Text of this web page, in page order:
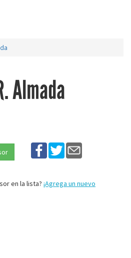
Almada
en la lista? ¡Agrega un nuevo